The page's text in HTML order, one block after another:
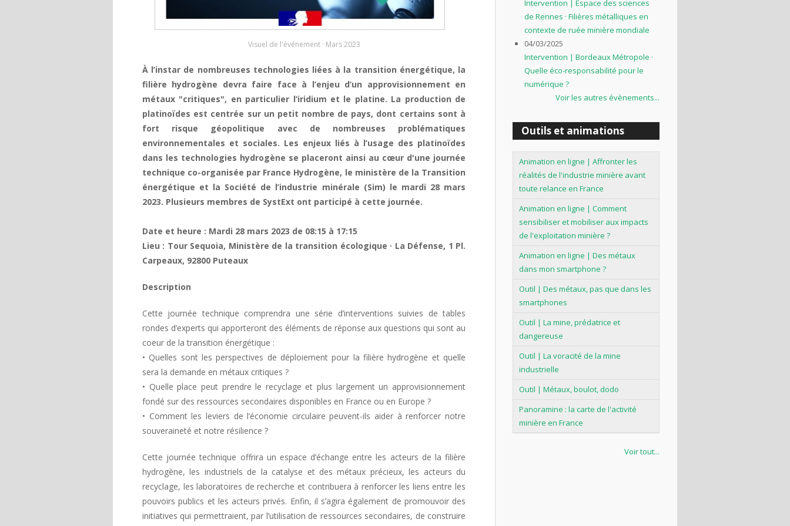
Visuel de l'événement · Mars 2023
À l’instar de nombreuses technologies liées à la transition énergétique, la
filière hydrogène devra faire face à l’enjeu d’un approvisionnement en
métaux "critiques", en particulier l’iridium et le platine. La production de
platinoïdes est centrée sur un petit nombre de pays, dont certains sont à
fort risque géopolitique avec de nombreuses problématiques
environnementales et sociales. Les enjeux liés à l’usage des platinoïdes
dans les technologies hydrogène se placeront ainsi au cœur d'une journée
technique co-organisée par France Hydrogène, le ministère de la Transition
énergétique et la Société de l’industrie minérale (Sim) le mardi 28 mars
2023. Plusieurs membres de SystExt ont participé à cette journée.
Date et heure : Mardi 28 mars 2023 de 08:15 à 17:15
Lieu : Tour Sequoia, Ministère de la transition écologique · La Défense, 1 Pl.
Carpeaux, 92800 Puteaux
Description
Cette journée technique comprendra une série d’interventions suivies de tables
rondes d’experts qui apporteront des éléments de réponse aux questions qui sont au
coeur de la transition énergétique :
• Quelles sont les perspectives de déploiement pour la filière hydrogène et quelle
sera la demande en métaux critiques ?
• Quelle place peut prendre le recyclage et plus largement un approvisionnement
fondé sur des ressources secondaires disponibles en France ou en Europe ?
• Comment les leviers de l’économie circulaire peuvent-ils aider à renforcer notre
souveraineté et notre résilience ?
Cette journée technique offrira un espace d’échange entre les acteurs de la filière
hydrogène, les industriels de la catalyse et des métaux précieux, les acteurs du
recyclage, les laboratoires de recherche et contribuera à renforcer les liens entre les
pouvoirs publics et les acteurs privés. Enfin, il s’agira également de promouvoir des
initiatives qui permettraient, par l’utilisation de ressources secondaires, de construire
Intervention | Espace des sciences
de Rennes · Filières métalliques en
contexte de ruée minière mondiale
04/03/2025
Intervention | Bordeaux Métropole ·
Quelle éco-responsabilité pour le
numérique ?
Voir les autres évènements...
Outils et animations
Animation en ligne | Affronter les
réalités de l'industrie minière avant
toute relance en France
Animation en ligne | Comment
sensibiliser et mobiliser aux impacts
de l'exploitation minière ?
Animation en ligne | Des métaux
dans mon smartphone ?
Outil | Des métaux, pas que dans les
smartphones
Outil | La mine, prédatrice et
dangereuse
Outil | La voracité de la mine
industrielle
Outil | Métaux, boulot, dodo
Panoramine : la carte de l'activité
minière en France
Voir tout...